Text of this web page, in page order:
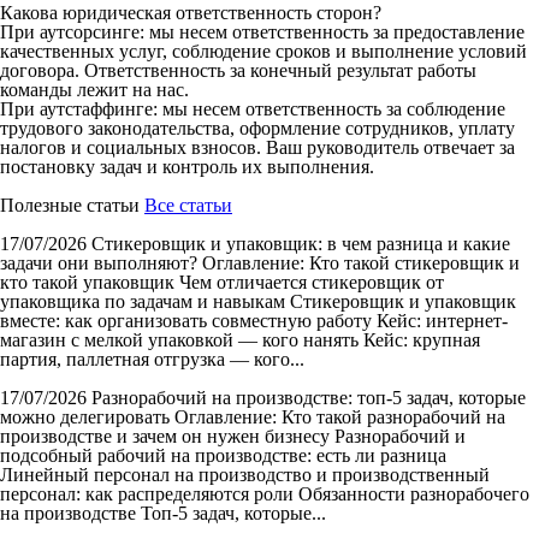
Какова юридическая ответственность сторон?
При аутсорсинге: мы несем ответственность за предоставление
качественных услуг, соблюдение сроков и выполнение условий
договора. Ответственность за конечный результат работы
команды лежит на нас.
При аутстаффинге: мы несем ответственность за соблюдение
трудового законодательства, оформление сотрудников, уплату
налогов и социальных взносов. Ваш руководитель отвечает за
постановку задач и контроль их выполнения.
Полезные статьи Все статьи
17/07/2026 Стикеровщик и упаковщик: в чем разница и какие
задачи они выполняют? Оглавление: Кто такой стикеровщик и
кто такой упаковщик Чем отличается стикеровщик от
упаковщика по задачам и навыкам Стикеровщик и упаковщик
вместе: как организовать совместную работу Кейс: интернет-
магазин с мелкой упаковкой — кого нанять Кейс: крупная
партия, паллетная отгрузка — кого...
17/07/2026 Разнорабочий на производстве: топ-5 задач, которые
можно делегировать Оглавление: Кто такой разнорабочий на
производстве и зачем он нужен бизнесу Разнорабочий и
подсобный рабочий на производстве: есть ли разница
Линейный персонал на производство и производственный
персонал: как распределяются роли Обязанности разнорабочего
на производстве Топ-5 задач, которые...